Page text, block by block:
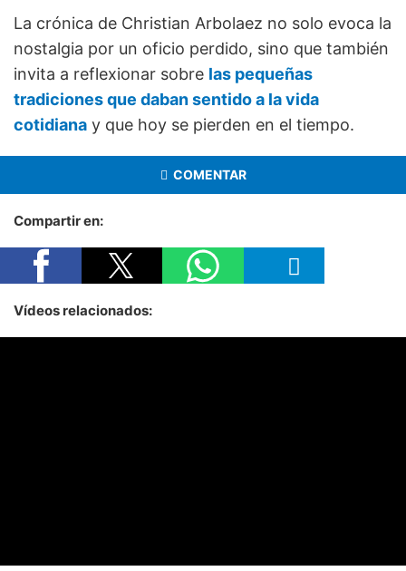
La crónica de Christian Arbolaez no solo evoca la
nostalgia por un oficio perdido, sino que también
invita a reflexionar sobre las pequeñas
tradiciones que daban sentido a la vida
cotidiana y que hoy se pierden en el tiempo.
COMENTAR
Compartir en:
Vídeos relacionados: